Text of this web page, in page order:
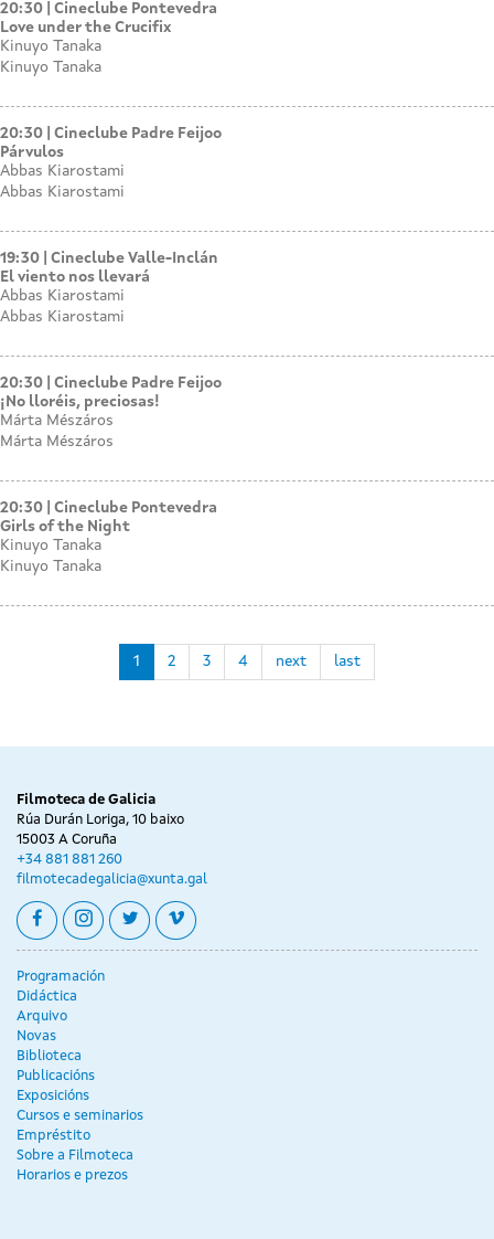
20:30
Cineclube Pontevedra
Love under the Crucifix
Kinuyo Tanaka
Kinuyo Tanaka
20:30
Cineclube Padre Feijoo
Párvulos
Abbas Kiarostami
Abbas Kiarostami
19:30
Cineclube Valle-Inclán
El viento nos llevará
Abbas Kiarostami
Abbas Kiarostami
20:30
Cineclube Padre Feijoo
¡No lloréis, preciosas!
Márta Mészáros
Márta Mészáros
20:30
Cineclube Pontevedra
Girls of the Night
Kinuyo Tanaka
Kinuyo Tanaka
1 2 3 4 next last
Filmoteca de Galicia
Rúa Durán Loriga, 10 baixo
15003 A Coruña
+34 881 881 260
filmotecadegalicia@xunta.gal
facebookinstagram
twittervimeo
Programación
Didáctica
Arquivo
Novas
Biblioteca
Publicacións
Exposicións
Cursos e seminarios
Empréstito
Sobre a Filmoteca
Horarios e prezos